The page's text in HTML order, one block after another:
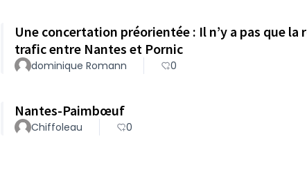
Une concertation préorientée : Il n’y a pas que la route pour faire face à la croissance du
trafic entre Nantes et Pornic
dominique Romann 0
Nantes-Paimbœuf
Chiffoleau 0